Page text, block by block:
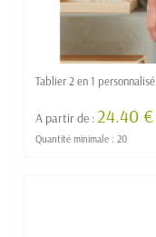
Tablier 2 en 1 personnalisé
A partir de :24.40 €
Quantité minimale : 20